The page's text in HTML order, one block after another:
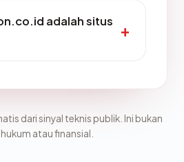
adalah situs
dari sinyal teknis publik. Ini bukan
atau finansial.